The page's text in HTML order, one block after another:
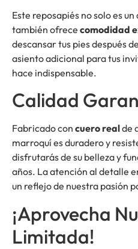
Este reposapiés no solo es
también ofrece comodidad
descansar tus pies después
asiento adicional para tus
hace indispensable.
Calidad
Fabricado con cuero realde
marroquí es duradero y
disfrutarás de su belleza y
años. La atención al detalle
un reflejo de nuestra pasión
¡Aprovecha
Limitada!